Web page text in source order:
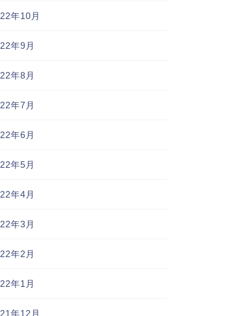
年10月
年9月
年8月
年7月
年6月
年5月
年4月
年3月
年2月
年1月
年12月